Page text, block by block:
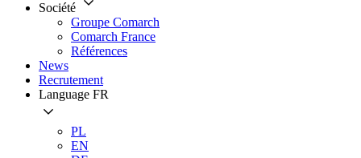
Société
Groupe Comarch
Comarch France
Références
News
Recrutement
Language FR
PL
EN